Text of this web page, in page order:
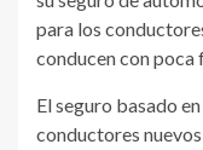
para los
conducen con poca
El seguro basado
conductores